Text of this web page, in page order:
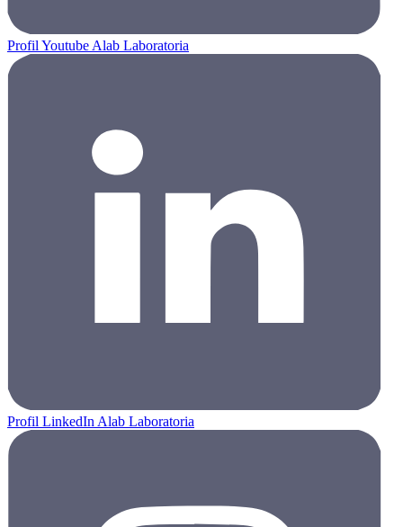
Profil Youtube Alab Laboratoria
Profil LinkedIn Alab Laboratoria